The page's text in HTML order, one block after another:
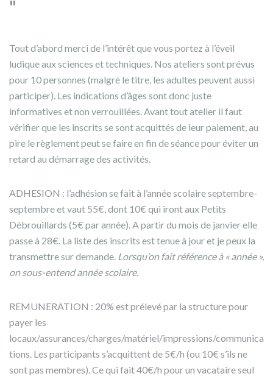
Tout d’abord merci de l’intérêt que vous portez à l’éveil
ludique aux sciences et techniques. Nos ateliers sont prévus
pour 10 personnes (malgré le titre, les adultes peuvent aussi
participer). Les indications d’âges sont donc juste
informatives et non verrouillées. Avant tout atelier il faut
vérifier que les inscrits se sont acquittés de leur paiement, au
pire le règlement peut se faire en fin de séance pour éviter un
retard au démarrage des activités.
ADHESION : l’adhésion se fait à l’année scolaire septembre-
septembre et vaut 55€, dont 10€ qui iront aux Petits
Débrouillards (5€ par année). A partir du mois de janvier elle
passe à 28€. La liste des inscrits est tenue à jour et je peux la
transmettre sur demande. Lorsqu’on fait référence à « année »,
on sous-entend année scolaire.
REMUNERATION : 20% est prélevé par la structure pour
payer les
locaux/assurances/charges/matériel/impressions/communica
tions. Les participants s’acquittent de 5€/h (ou 10€ s’ils ne
sont pas membres). Ce qui fait 40€/h pour un vacataire seul